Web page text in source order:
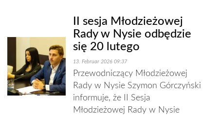
II sesja Młodzieżowej
Rady w Nysie odbędzie
się 20 lutego
13. Februar 2026 09:37
Przewodniczący Młodzieżowej
Rady w Nysie Szymon Górczyński
informuje, że II Sesja
Młodzieżowej Rady w Nysie